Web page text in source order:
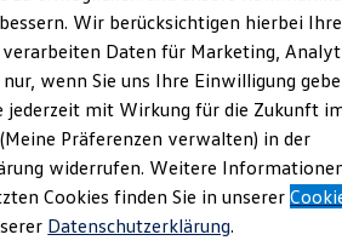
Fahrzeuge
Wir berücksichtigen hierbei Ihre
verarbeiten Daten für Marketing,
wenn Sie uns Ihre Einwilligung
jederzeit mit Wirkung für die Zukunft
Präferenzen verwalten) in der
widerrufen. Weitere
Cookies finden Sie in unserer
Datenschutzerklärung.